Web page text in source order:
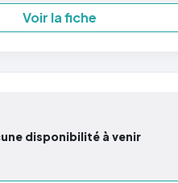
Voir la fiche
disponibilité à venir